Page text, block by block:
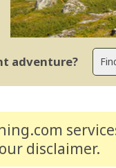
adventure?
disclaimer.